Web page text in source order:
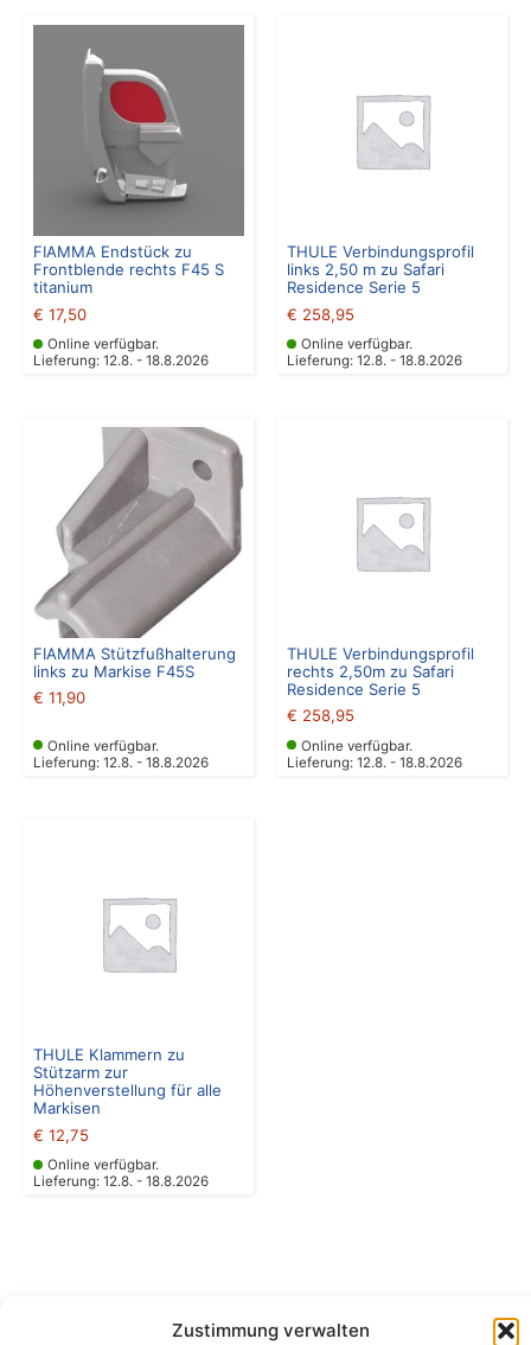
Zustimmung verwalten
FIAMMA Endstück zu
Frontblende rechts F45 S
titanium
€ 17,50
Online verfügbar.
Lieferung: 12.8. - 18.8.2026
THULE Verbindungsprofil
links 2,50 m zu Safari
Residence Serie 5
€ 258,95
Online verfügbar.
Lieferung: 12.8. - 18.8.2026
FIAMMA Stützfußhalterung
links zu Markise F45S
€ 11,90
Online verfügbar.
Lieferung: 12.8. - 18.8.2026
THULE Verbindungsprofil
rechts 2,50m zu Safari
Residence Serie 5
€ 258,95
Online verfügbar.
Lieferung: 12.8. - 18.8.2026
THULE Klammern zu
Stützarm zur
Höhenverstellung für alle
Markisen
€ 12,75
Online verfügbar.
Lieferung: 12.8. - 18.8.2026